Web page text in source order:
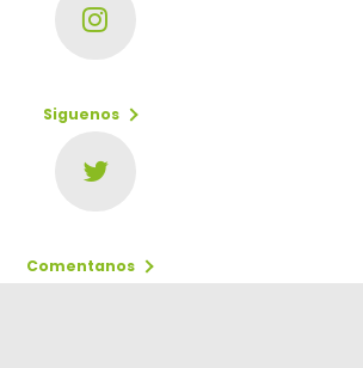
Siguenos
Comentanos